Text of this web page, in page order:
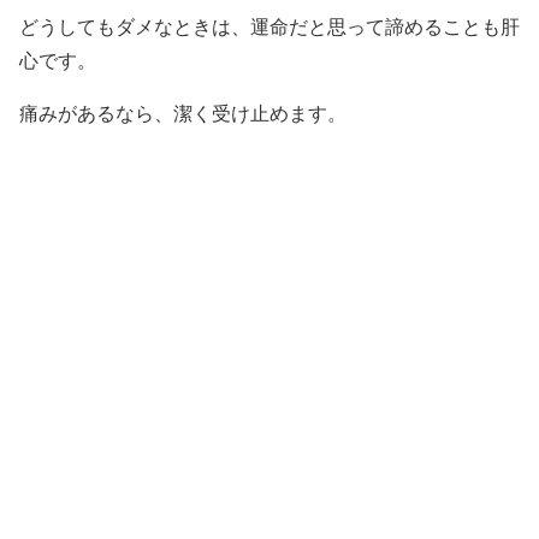
どうしてもダメなときは、運命だと思って諦めることも肝
心です。
痛みがあるなら、潔く受け止めます。